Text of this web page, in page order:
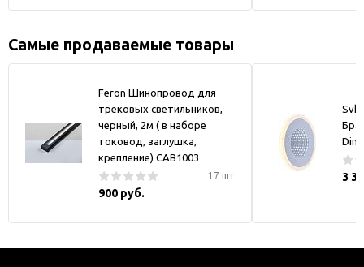
Самые продаваемые товары
Feron Шинопровод для
трековых светильников,
черный, 2м ( в наборе
токовод, заглушка,
крепление) CAB1003
17 шт
900 руб.
Бра
3